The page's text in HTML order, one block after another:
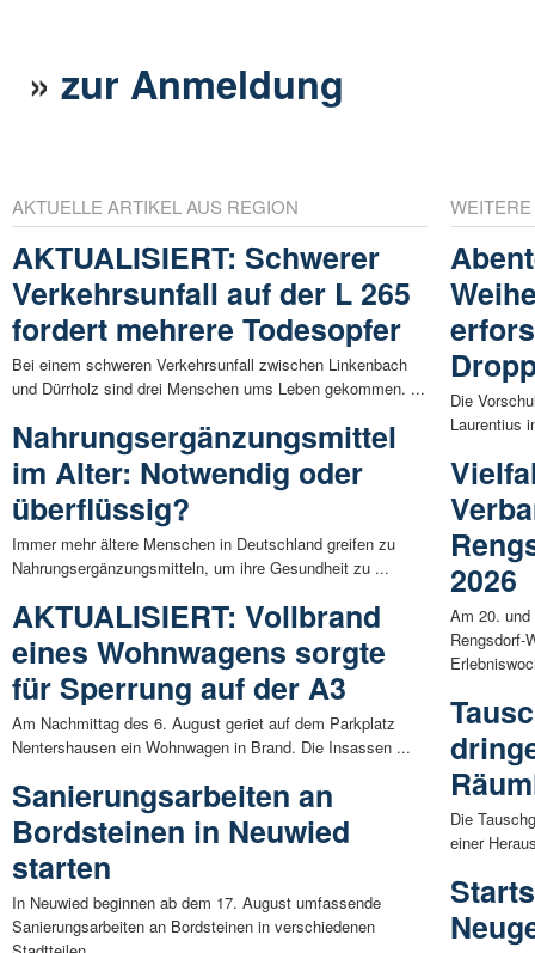
»zur Anmeldung
AKTUELLE ARTIKEL AUS REGION
AKTUALISIERT: Schwerer
Verkehrsunfall auf der L 265
fordert mehrere Todesopfer
Bei einem schweren Verkehrsunfall zwischen Linkenbach
und Dürrholz sind drei Menschen ums Leben gekommen. ...
Nahrungsergänzungsmittel
im Alter: Notwendig oder
überflüssig?
Immer mehr ältere Menschen in Deutschland greifen zu
Nahrungsergänzungsmitteln, um ihre Gesundheit zu ...
AKTUALISIERT: Vollbrand
eines Wohnwagens sorgte
für Sperrung auf der A3
Am Nachmittag des 6. August geriet auf dem Parkplatz
Nentershausen ein Wohnwagen in Brand. Die Insassen ...
Sanierungsarbeiten an
Bordsteinen in Neuwied
starten
In Neuwied beginnen ab dem 17. August umfassende
Sanierungsarbeiten an Bordsteinen in verschiedenen
Die
Laurentius
2026
Am 20.
Rengsdorf-
Die
einer